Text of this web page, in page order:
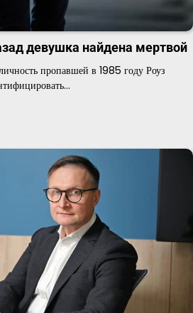
девушка найдена мертвой
пропавшей в 1985 году Роуз